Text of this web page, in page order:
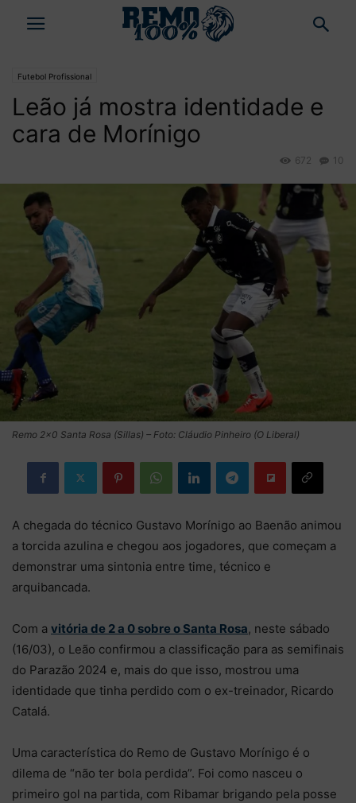
Futebol Profissional
Leão já mostra identidade e
cara de Morínigo
10
672
Remo 2×0 Santa Rosa (Sillas) – Foto: Cláudio Pinheiro (O Liberal)
A chegada do técnico Gustavo Morínigo ao Baenão animou
a torcida azulina e chegou aos jogadores, que começam a
demonstrar uma sintonia entre time, técnico e
arquibancada.
Com a vitória de 2 a 0 sobre o Santa Rosa, neste sábado
(16/03), o Leão confirmou a classificação para as semifinais
do Parazão 2024 e, mais do que isso, mostrou uma
identidade que tinha perdido com o ex-treinador, Ricardo
Catalá.
Uma característica do Remo de Gustavo Morínigo é o
dilema de “não ter bola perdida”. Foi como nasceu o
primeiro gol na partida, com Ribamar brigando pela posse